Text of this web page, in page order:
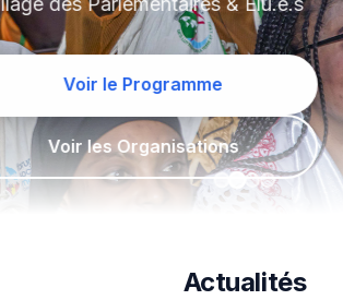
Découvrir les activités
Actualités